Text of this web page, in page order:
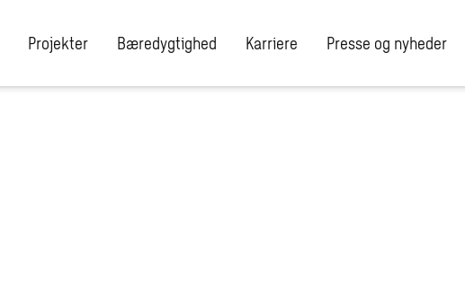
Projekter Bæredygtighed Karriere Presse og nyheder